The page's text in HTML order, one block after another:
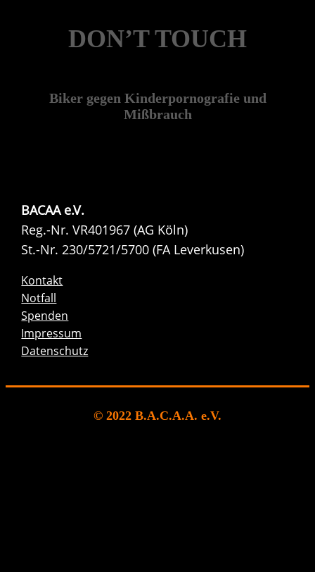
DON’T TOUCH
Biker gegen Kinderpornografie und
Mißbrauch
BACAA e.V.
Reg.-Nr. VR401967 (AG Köln)
St.-Nr. 230/5721/5700 (FA Leverkusen)
Kontakt
Notfall
Spenden
Impressum
Datenschutz
© 2022 B.A.C.A.A. e.V.